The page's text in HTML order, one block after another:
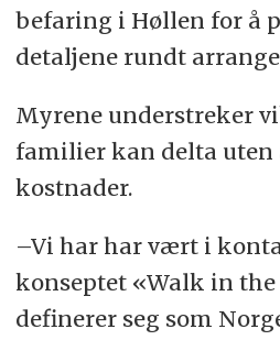
befaring i Høllen for å
detaljene rundt
Myrene understreker
familier kan delta uten
kostnader.
–Vi har har vært i
konseptet «Walk in the
definerer seg som